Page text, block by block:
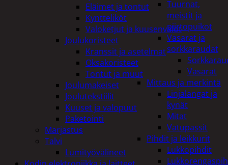
Tuurnat,
meistit ja
piirtopuikot
Vasarat ja
sorkkaraudat
Vasarat
Mittaus ja merkintä
Linjalangat ja
kynät
Mitat
Vatupassit
Pihdit ja leikkurit
Lukkopihdit
Eläimet ja tontut
Kyntteliköt
Valoketjut ja kuusenvalot
Joulukoristeet
Kranssit ja asetelmat
Oksakoristeet
Tontut ja muut
Joulumakeiset
Joulutekstiilit
Kuuset ja valopuut
Paketointi
Marjastus
Talvi
Lumityövälineet